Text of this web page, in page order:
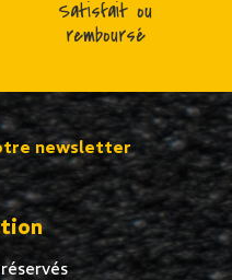
Satisfait ou
remboursé
newsletter